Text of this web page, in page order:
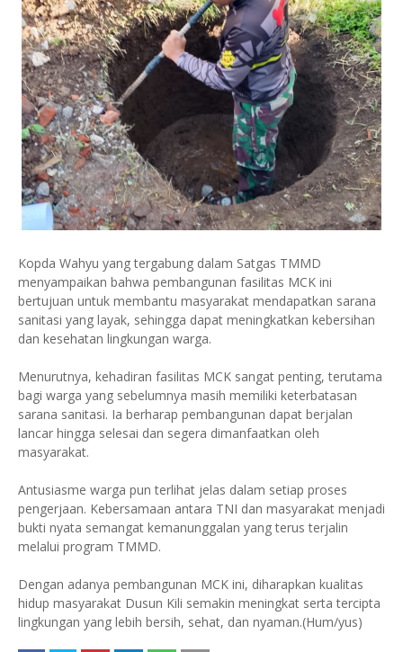
Kopda Wahyu yang tergabung dalam Satgas TMMD
menyampaikan bahwa pembangunan fasilitas MCK ini
bertujuan untuk membantu masyarakat mendapatkan sarana
sanitasi yang layak, sehingga dapat meningkatkan kebersihan
dan kesehatan lingkungan warga.
Menurutnya, kehadiran fasilitas MCK sangat penting, terutama
bagi warga yang sebelumnya masih memiliki keterbatasan
sarana sanitasi. Ia berharap pembangunan dapat berjalan
lancar hingga selesai dan segera dimanfaatkan oleh
masyarakat.
Antusiasme warga pun terlihat jelas dalam setiap proses
pengerjaan. Kebersamaan antara TNI dan masyarakat menjadi
bukti nyata semangat kemanunggalan yang terus terjalin
melalui program TMMD.
Dengan adanya pembangunan MCK ini, diharapkan kualitas
hidup masyarakat Dusun Kili semakin meningkat serta tercipta
lingkungan yang lebih bersih, sehat, dan nyaman.(Hum/yus)